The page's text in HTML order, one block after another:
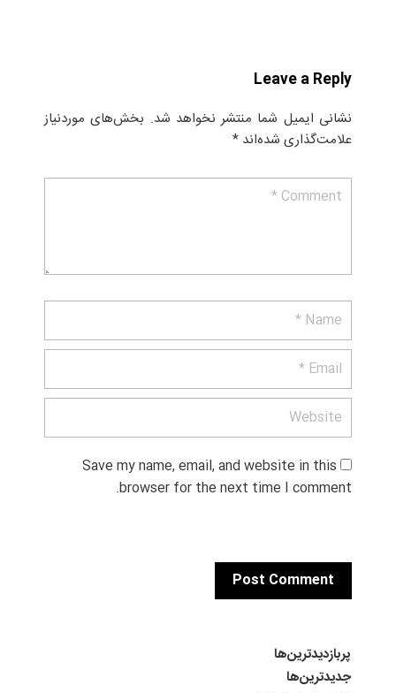
Leave a Reply
نشانی ایمیل شما منتشر نخواهد شد. بخش‌های موردنیاز
علامت‌گذاری شده‌اند *
Save my name, email, and website in this
browser for the next time I comment.
پربازدیدترین‌ها
جدیدترین‌ها